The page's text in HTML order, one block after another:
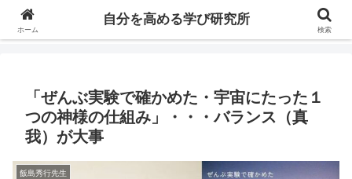
自分の価値を高めるための学びについて研究し、セミナーや情報（ブログ、動
「ぜんぶ実験で確かめた・宇宙にたった１
つの神様の仕組み」・・・バランス（真
我）が大事
飯島秀行先生
ホーム
自分を高める学び研究所
検索